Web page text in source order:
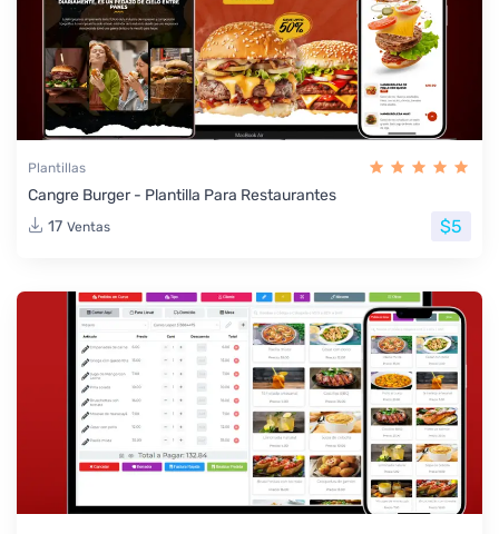
Plantillas
Cangre Burger - Plantilla Para Restaurantes
17 Ventas $5